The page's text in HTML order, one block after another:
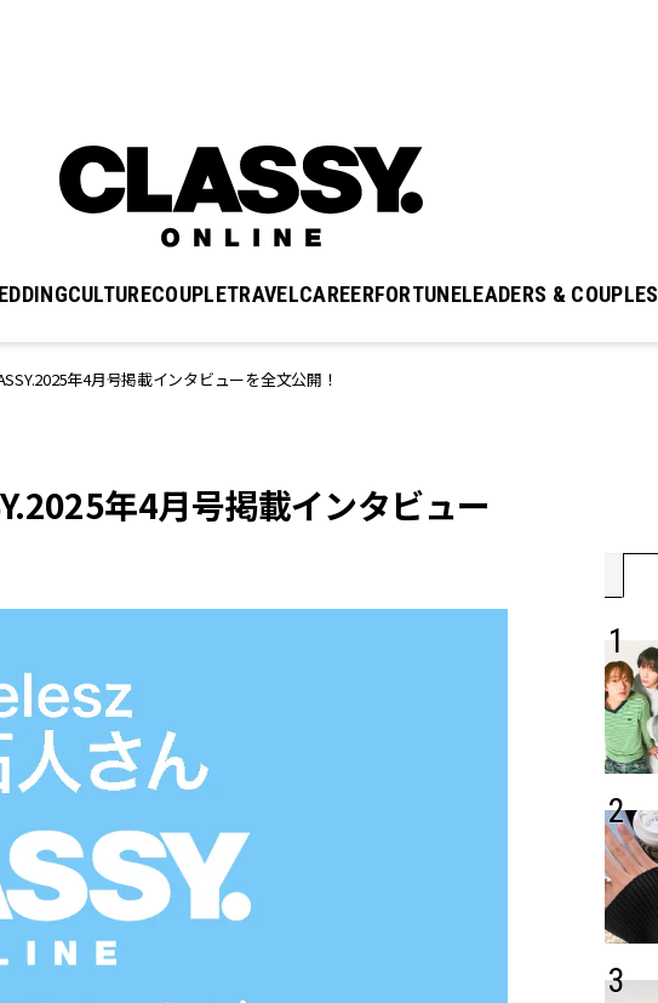
CULTURECOUPLETRAVELCAREERFORTUNELEADERS & COUPLES
年4月号掲載インタビューを全文公開！
年4月号掲載インタビュー
ユニクロ名品も！日焼け対策ガ
チ勢の「ないと無理」なアイテ
ムハック7選 | CLASSY.[クラッシ
ィ]
BEAUTY Aug, 5, 2026
夏の深刻なくすみ・色ムラにア
プローチ！【透明感を底上げ】
神コスメ３選 | CLASSY.[クラッシ
ィ]